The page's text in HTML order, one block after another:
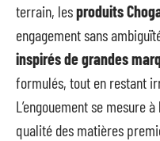
terrain, lesproduits
engagement sans
inspirés de grandes
formulés, tout en restant
L’engouement se mesure
qualité des matières